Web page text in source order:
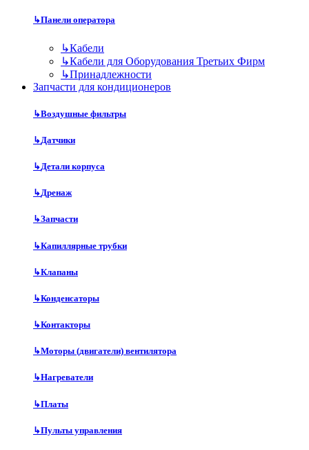
↳Панели оператора
↳Кабели
↳Кабели для Оборудования Третьих Фирм
↳Принадлежности
Запчасти для кондиционеров
↳Воздушные фильтры
↳Датчики
↳Детали корпуса
↳Дренаж
↳Запчасти
↳Капиллярные трубки
↳Клапаны
↳Конденсаторы
↳Контакторы
↳Моторы (двигатели) вентилятора
↳Нагреватели
↳Платы
↳Пульты управления